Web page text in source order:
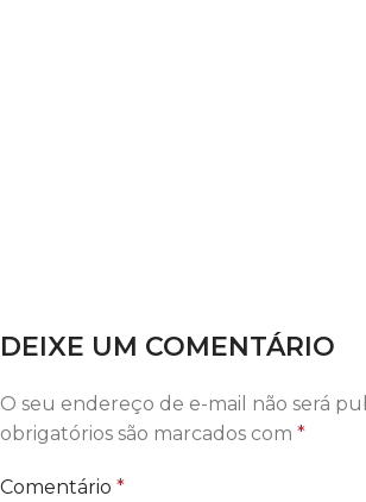
DEIXE UM COMENTÁRIO
O seu endereço de e-mail não será
obrigatórios são marcados com *
Comentário *